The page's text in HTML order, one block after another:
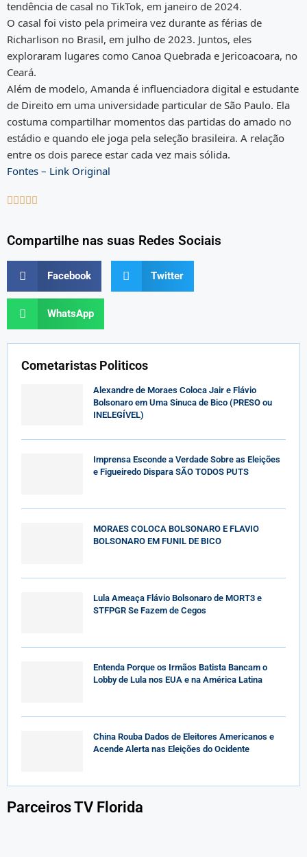
tendência de casal no TikTok, em janeiro de 2024.
O casal foi visto pela primeira vez durante as férias de
Richarlison no Brasil, em julho de 2023. Juntos, eles
exploraram lugares como Canoa Quebrada e Jericoacoara, no
Ceará.
Além de modelo, Amanda é influenciadora digital e estudante
de Direito em uma universidade particular de São Paulo. Ela
costuma compartilhar momentos das partidas do amado no
estádio e quando ele joga pela seleção brasileira. A relação
entre os dois parece estar cada vez mais sólida.
Fontes – Link Original
    
Compartilhe nas suas Redes Sociais
Facebook Twitter
WhatsApp
Cometaristas Politicos
Alexandre de Moraes Coloca Jair e Flávio
Bolsonaro em Uma Sinuca de Bico (PRESO ou
INELEGÍVEL)
Imprensa Esconde a Verdade Sobre as Eleições
e Figueiredo Dispara SÃO TODOS PUTS
MORAES COLOCA BOLSONARO E FLAVIO
BOLSONARO EM FUNIL DE BICO
Lula Ameaça Flávio Bolsonaro de MORT3 e
STFPGR Se Fazem de Cegos
Entenda Porque os Irmãos Batista Bancam o
Lobby de Lula nos EUA e na América Latina
China Rouba Dados de Eleitores Americanos e
Acende Alerta nas Eleições do Ocidente
Parceiros TV Florida